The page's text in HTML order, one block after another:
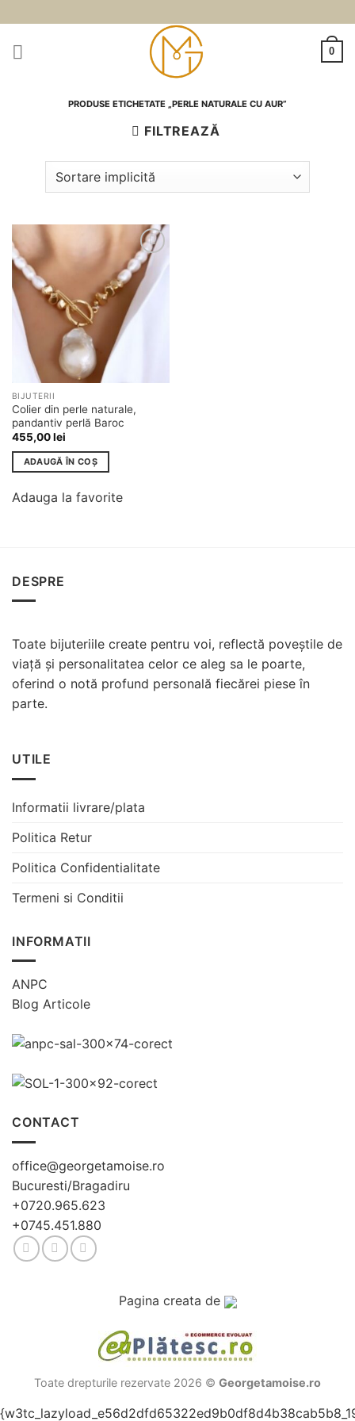
to
content
0
PRODUSE ETICHETATE „PERLE NATURALE CU AUR”
FILTREAZĂ
Adauga
la
favorite
BIJUTERII
Colier din perle naturale,
pandantiv perlă Baroc
455,00lei
ADAUGĂ ÎN COȘ
Adauga la favorite
DESPRE
Toate bijuteriile create pentru voi, reflectă poveștile de
viață și personalitatea celor ce aleg sa le poarte,
oferind o notă profund personală fiecărei piese în
parte.
UTILE
Informatii livrare/plata
Politica Retur
Politica Confidentialitate
Termeni si Conditii
INFORMATII
ANPC
Blog Articole
CONTACT
office@georgetamoise.ro
Bucuresti/Bragadiru
+0720.965.623
+0745.451.880
Pagina creata de
Toate drepturile rezervate 2026 © Georgetamoise.ro